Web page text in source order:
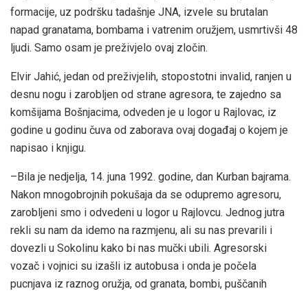
formacije, uz podršku tadašnje JNA, izvele su brutalan
napad granatama, bombama i vatrenim oružjem, usmrtivši 48
ljudi. Samo osam je preživjelo ovaj zločin.
Elvir Jahić, jedan od preživjelih, stopostotni invalid, ranjen u
desnu nogu i zarobljen od strane agresora, te zajedno sa
komšijama Bošnjacima, odveden je u logor u Rajlovac, iz
godine u godinu čuva od zaborava ovaj događaj o kojem je
napisao i knjigu.
–Bila je nedjelja, 14. juna 1992. godine, dan Kurban bajrama.
Nakon mnogobrojnih pokušaja da se odupremo agresoru,
zarobljeni smo i odvedeni u logor u Rajlovcu. Jednog jutra
rekli su nam da idemo na razmjenu, ali su nas prevarili i
dovezli u Sokolinu kako bi nas mučki ubili. Agresorski
vozač i vojnici su izašli iz autobusa i onda je počela
pucnjava iz raznog oružja, od granata, bombi, puščanih